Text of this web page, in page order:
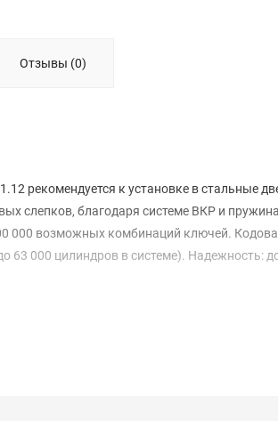
Отзывы (0)
рекомендуется к установке в стальные
слепков, благодаря системе ВКР и
000 возможных комбинаций ключей.
63 000 цилиндров в системе). Надежность: